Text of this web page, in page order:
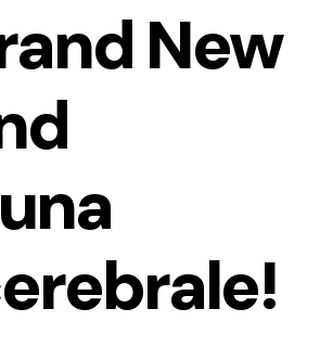
New